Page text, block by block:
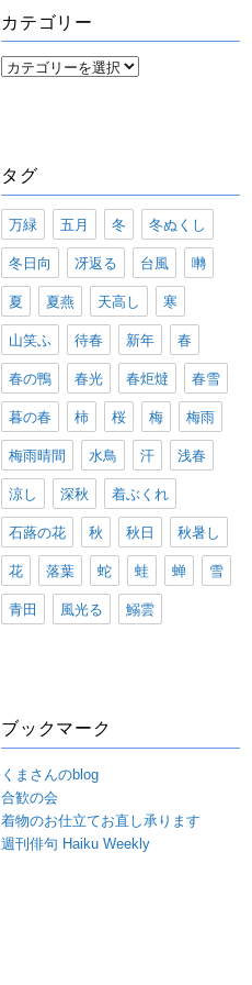
カテゴリー
カ
タグ
万緑 五月 冬 冬ぬくし
冬日向 冴返る 台風 囀
夏 夏燕 天高し 寒
山笑ふ 待春 新年 春
春の鴨 春光 春炬燵 春雪
暮の春 柿 桜 梅 梅雨
梅雨晴間 水鳥 汗 浅春
涼し 深秋 着ぶくれ
石蕗の花 秋 秋日 秋暑し
花 落葉 蛇 蛙 蝉 雪
青田 風光る 鰯雲
ブックマーク
くまさんのblog
合歓の会
着物のお仕立てお直し承ります
週刊俳句 Haiku Weekly